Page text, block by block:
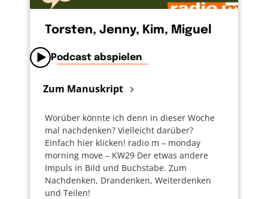
Torsten, Jenny, Kim, Miguel
Podcast abspielen
Zum Manuskript
Worüber könnte ich denn in dieser Woche
mal nachdenken? Vielleicht darüber?
Einfach hier klicken! radio m – monday
morning move – KW29 Der etwas andere
Impuls in Bild und Buchstabe. Zum
Nachdenken, Drandenken, Weiterdenken
und Teilen!